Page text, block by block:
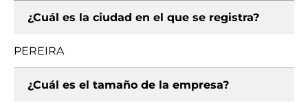
¿Cuál es la ciudad en el que se registra?
PEREIRA
¿Cuál es el tamaño de la empresa?